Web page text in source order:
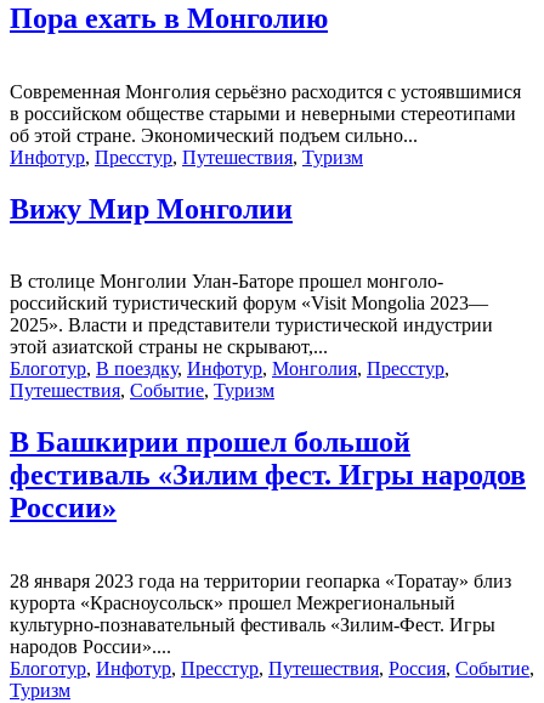
Пора ехать в Монголию
Современная Монголия серьёзно расходится с устоявшимися
в российском обществе старыми и неверными стереотипами
об этой стране. Экономический подъем сильно...
Инфотур, Пресстур, Путешествия, Туризм
Вижу Мир Монголии
В столице Монголии Улан-Баторе прошел монголо-
российский туристический форум «Visit Mongolia 2023—
2025». Власти и представители туристической индустрии
этой азиатской страны не скрывают,...
Блоготур, В поездку, Инфотур, Монголия, Пресстур,
Путешествия, Событие, Туризм
В Башкирии прошел большой
фестиваль «Зилим фест. Игры народов
России»
28 января 2023 года на территории геопарка «Торатау» близ
курорта «Красноусольск» прошел Межрегиональный
культурно-познавательный фестиваль «Зилим-Фест. Игры
народов России»....
Блоготур, Инфотур, Пресстур, Путешествия, Россия, Событие,
Туризм